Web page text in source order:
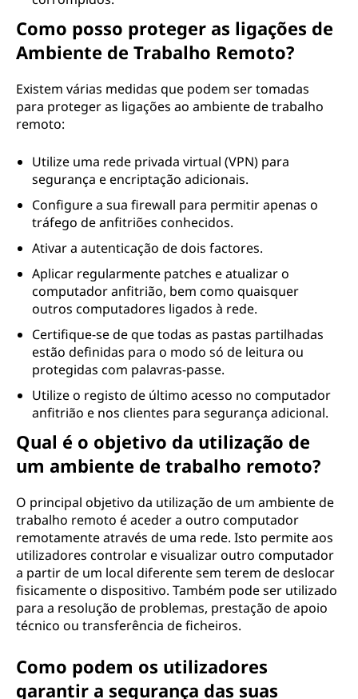
Como posso proteger as ligações de
Ambiente de Trabalho Remoto?
Existem várias medidas que podem ser tomadas
para proteger as ligações ao ambiente de trabalho
remoto:
Utilize uma rede privada virtual (VPN) para
segurança e encriptação adicionais.
Configure a sua firewall para permitir apenas o
tráfego de anfitriões conhecidos.
Ativar a autenticação de dois factores.
Aplicar regularmente patches e atualizar o
computador anfitrião, bem como quaisquer
outros computadores ligados à rede.
Certifique-se de que todas as pastas partilhadas
estão definidas para o modo só de leitura ou
protegidas com palavras-passe.
Utilize o registo de último acesso no computador
anfitrião e nos clientes para segurança adicional.
Qual é o objetivo da utilização de
um ambiente de trabalho remoto?
O principal objetivo da utilização de um ambiente de
trabalho remoto é aceder a outro computador
remotamente através de uma rede. Isto permite aos
utilizadores controlar e visualizar outro computador
a partir de um local diferente sem terem de deslocar
fisicamente o dispositivo. Também pode ser utilizado
para a resolução de problemas, prestação de apoio
técnico ou transferência de ficheiros.
Como podem os utilizadores
garantir a segurança das suas